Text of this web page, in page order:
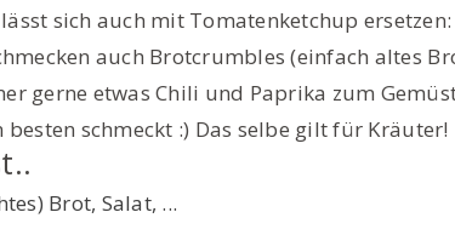
sich auch mit Tomatenketchup
auch Brotcrumbles (einfach altes
gerne etwas Chili und Paprika zum
besten schmeckt :) Das selbe gilt für Kräuter!
Brot, Salat, ...